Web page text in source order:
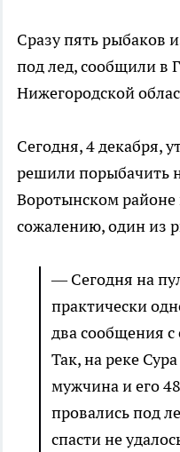
Сразу пять рыбаков
под лед, сообщили в
Нижегородской
Сегодня, 4 декабря,
решили порыбачить
Воротынском районе
сожалению, один из
— Сегодня на
практически
два сообщения с
Так, на реке
мужчина и его
провались под
спасти не